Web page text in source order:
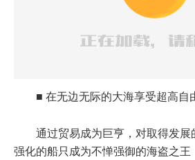
■ 在无边无际的大海享受超高自
通过贸易成为巨亨，对取得发展
强化的船只成为不惮强御的海盗之王